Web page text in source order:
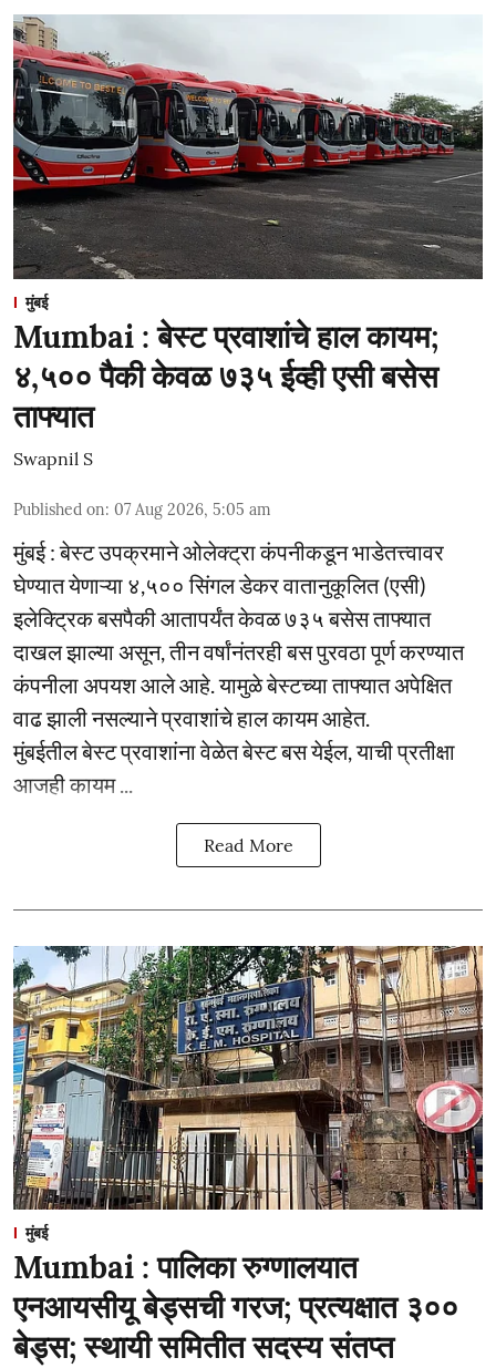
मुंबई
Mumbai : बेस्ट प्रवाशांचे हाल कायम;
४,५०० पैकी केवळ ७३५ ईव्ही एसी बसेस
ताफ्यात
Swapnil S
Published on: 07 Aug 2026, 5:05 am
मुंबई : बेस्ट उपक्रमाने ओलेक्ट्रा कंपनीकडून भाडेतत्त्वावर
घेण्यात येणाऱ्या ४,५०० सिंगल डेकर वातानुकूलित (एसी)
इलेक्ट्रिक बसपैकी आतापर्यंत केवळ ७३५ बसेस ताफ्यात
दाखल झाल्या असून, तीन वर्षांनंतरही बस पुरवठा पूर्ण करण्यात
कंपनीला अपयश आले आहे. यामुळे बेस्टच्या ताफ्यात अपेक्षित
वाढ झाली नसल्याने प्रवाशांचे हाल कायम आहेत.
मुंबईतील बेस्ट प्रवाशांना वेळेत बेस्ट बस येईल, याची प्रतीक्षा
आजही कायम ...
Read More
मुंबई
Mumbai : पालिका रुग्णालयात
एनआयसीयू बेड्सची गरज; प्रत्यक्षात ३००
बेड्स; स्थायी समितीत सदस्य संतप्त